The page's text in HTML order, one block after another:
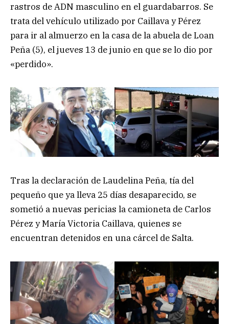
rastros de ADN masculino en el guardabarros. Se
trata del vehículo utilizado por Caillava y Pérez
para ir al almuerzo en la casa de la abuela de Loan
Peña (5), el jueves 13 de junio en que se lo dio por
«perdido».
Tras la declaración de Laudelina Peña, tía del
pequeño que ya lleva 25 días desaparecido, se
sometió a nuevas pericias la camioneta de Carlos
Pérez y María Victoria Caillava, quienes se
encuentran detenidos en una cárcel de Salta.